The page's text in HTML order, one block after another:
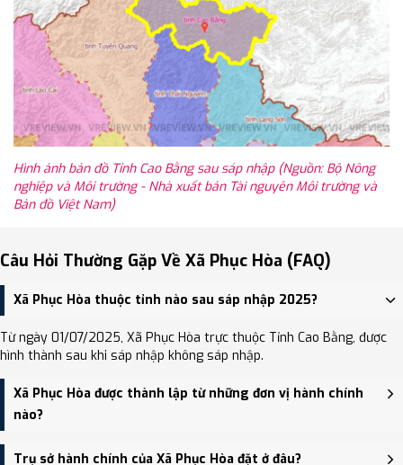
Hình ảnh bản đồ Tỉnh Cao Bằng sau sáp nhập (Nguồn: Bộ Nông
nghiệp và Môi trường - Nhà xuất bản Tài nguyên Môi trường và
Bản đồ Việt Nam)
Câu Hỏi Thường Gặp Về Xã Phục Hòa (FAQ)
Xã Phục Hòa thuộc tỉnh nào sau sáp nhập 2025?
Từ ngày 01/07/2025, Xã Phục Hòa trực thuộc Tỉnh Cao Bằng, được
hình thành sau khi sáp nhập không sáp nhập.
Xã Phục Hòa được thành lập từ những đơn vị hành chính
nào?
Xã Phục Hòa được thành lập trên cơ sở sáp nhập Thị trấn Tà Lùng,
Trụ sở hành chính của Xã Phục Hòa đặt ở đâu?